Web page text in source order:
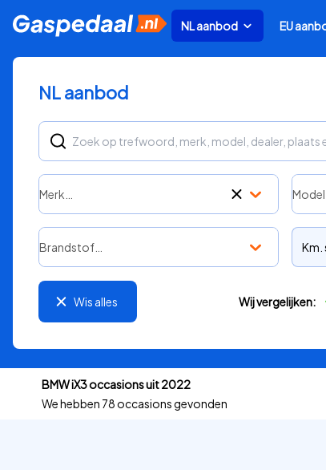
NL aanbod EU
NL aanbod
Merk… Model…
Brandstof… Km.
Wis alles Wij vergelijken:
BMW iX3 occasions uit 2022
We hebben 78 occasions gevonden